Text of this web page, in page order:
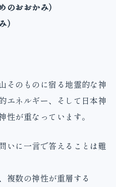
のおおかみ）
）
そのものに宿る地霊的な神
エネルギー、そして日本神
性が重なっています。
いに一言で答えることは難
複数の神性が重層する